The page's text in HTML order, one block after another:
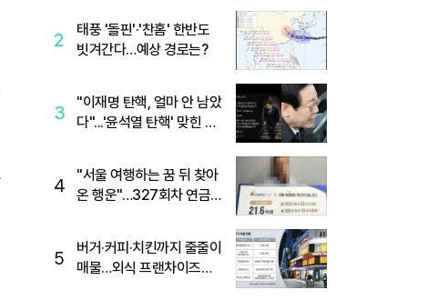
2
태풍 '돌핀'·'찬홈' 한반도
빗겨간다…예상 경로는?
3
"이재명 탄핵, 얼마 안 남았
다"...'윤석열 탄핵' 맞힌 무
4
"서울 여행하는 꿈 뒤 찾아
온 행운"…327회차 연금
5
버거·커피·치킨까지 줄줄이
매물…외식 프랜차이즈